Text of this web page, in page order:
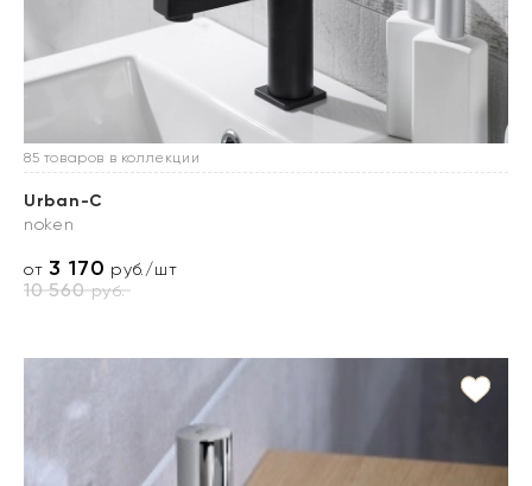
85 товаров в коллекции
Urban-C
noken
от3 170 руб./шт
10 560руб.